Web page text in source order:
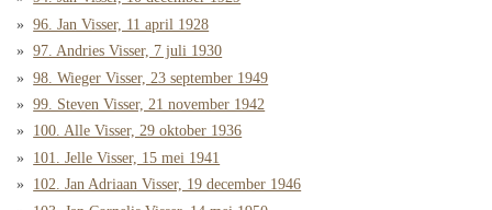
96. Jan Visser, 11 april 1928
97. Andries Visser, 7 juli 1930
98. Wieger Visser, 23 september 1949
99. Steven Visser, 21 november 1942
100. Alle Visser, 29 oktober 1936
101. Jelle Visser, 15 mei 1941
102. Jan Adriaan Visser, 19 december 1946